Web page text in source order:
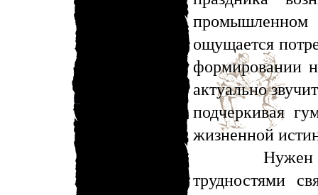
промышленном
ощущается
формировании
актуально
подчеркивая
жизненной
Нужен ли
трудностями